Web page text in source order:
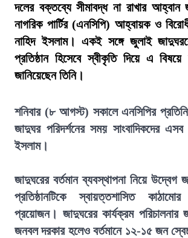
দলের বক্তব্যে সীমাবদ্ধ না রাখার আহ্বান
নাগরিক পার্টির (এনসিপি) আহ্বায়ক ও
নাহিদ ইসলাম। একই সঙ্গে জুলাই
প্রতিষ্ঠান হিসেবে স্বীকৃতি দিয়ে এ
জানিয়েছেন তিনি।
শনিবার (৮ আগস্ট) সকালে এনসিপির
জাদুঘর পরিদর্শনের সময় সাংবাদিকদের
ইসলাম।
জাদুঘরের বর্তমান ব্যবস্থাপনা নিয়ে উদ্বেগ
প্রতিষ্ঠানটিকে স্বায়ত্তশাসিত
প্রয়োজন। জাদুঘরের কার্যক্রম
জনবল দরকার হলেও বর্তমানে ১২-১৫ জন